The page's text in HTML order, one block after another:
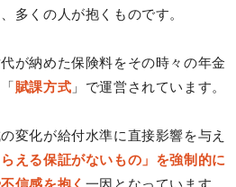
多くの人が抱くものです。
が納めた保険料をその時々の年金
賦課方式 」で運営されています。
変化が給付水準に直接影響を与え
らえる保証がないもの」を強制的に
信感を抱く 一因となっています。